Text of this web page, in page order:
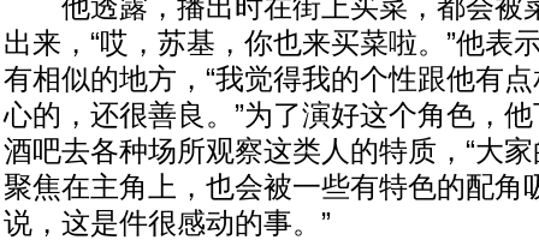
他透露，播出时在街上买菜，都会被
出来，“哎，苏基，你也来买菜啦。”他表
有相似的地方，“我觉得我的个性跟他有
心的，还很善良。”为了演好这个角色，
酒吧去各种场所观察这类人的特质，“大
聚焦在主角上，也会被一些有特色的配角
说，这是件很感动的事。”